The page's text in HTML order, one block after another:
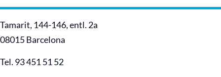
Tamarit, 144-146, entl. 2a
08015 Barcelona
Tel. 93 451 51 52